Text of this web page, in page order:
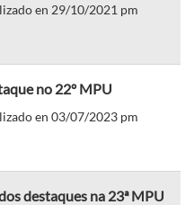
en 29/10/2021 pm
no 22º MPU
en 03/07/2023 pm
destaques na 23ª MPU